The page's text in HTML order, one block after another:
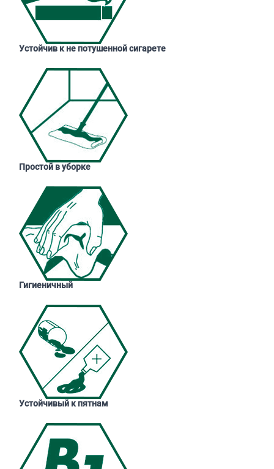
Устойчив к не потушенной сигарете
Простой в уборке
Гигиеничный
Устойчивый к пятнам